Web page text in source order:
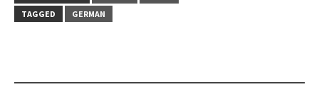
TAGGED
GERMAN